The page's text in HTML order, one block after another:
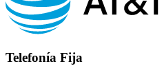
Telefonía Fija